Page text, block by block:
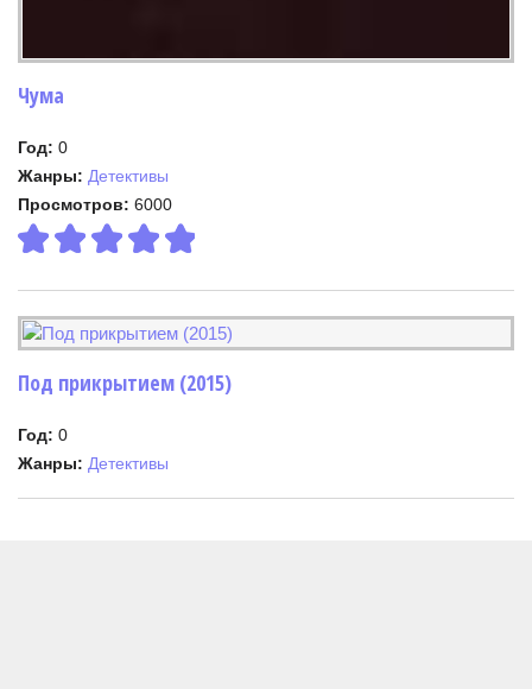
Чума
Год: 0
Жанры: Детективы
Просмотров: 6000
Под прикрытием (2015)
Год: 0
Жанры: Детективы